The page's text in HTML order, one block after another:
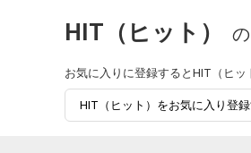
HIT（ヒット）
お気に入りに登録するとHIT（ヒ
HIT（ヒット）をお気に入り登